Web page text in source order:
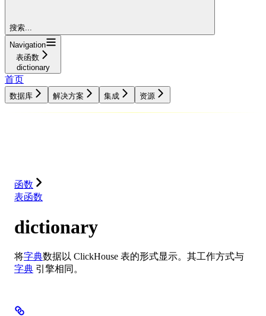
搜索...
Navigation
表函数
dictionary
首页
数据库 解决方案 集成 资源
函数
表函数
dictionary
将字典数据以 ClickHouse 表的形式显示。其工作方式与
字典 引擎相同。